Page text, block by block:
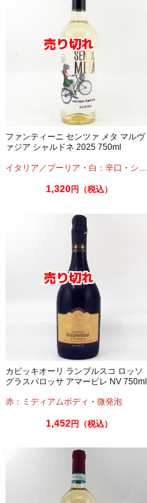
ファンティーニ センツァ メタ マルヴ
ァジア シャルドネ 2025 750ml
イタリア／プーリア ・ 白：辛口 ・ シャルドネ
1,320円（税込）
カビッキオーリ ランブルスコ ロッソ
グラスパロッサ アマービレ NV 750ml
赤：ミディアムボディ ・ 微発泡
1,452円（税込）